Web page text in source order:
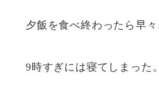
夕飯を食べ終わったら早々
9時すぎには寝てしまった。